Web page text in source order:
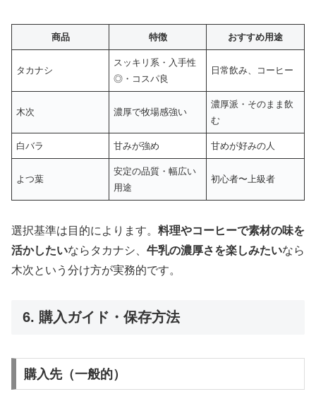
商品 特徴 おすすめ用途
タカナシ
スッキリ系・入手性
◎・コスパ良
日常飲み、コーヒー
木次 濃厚で牧場感強い
濃厚派・そのまま飲
む
白バラ 甘みが強め 甘めが好みの人
よつ葉
安定の品質・幅広い
用途
初心者〜上級者
選択基準は目的によります。 料理やコーヒーで素材の味を
活かしたいならタカナシ、 牛乳の濃厚さを楽しみたいなら
木次という分け方が実務的です。
6. 購入ガイド・保存方法
購入先（一般的）